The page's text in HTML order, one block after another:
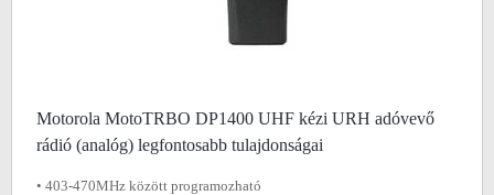
Motorola MotoTRBO DP1400 UHF kézi URH adóvevő
rádió (analóg) legfontosabb tulajdonságai
• 403-470MHz között programozható